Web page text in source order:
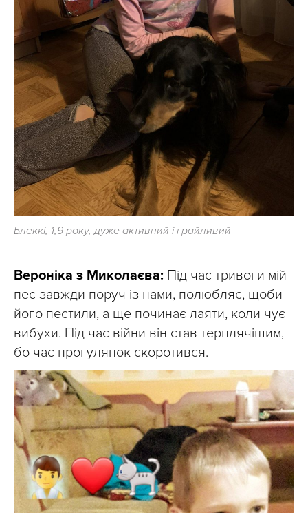
Блеккі, 1,9 року, дуже активний і грайливий
Вероніка з Миколаєва: Під час тривоги мій
пес завжди поруч із нами, полюбляє, щоби
його пестили, а ще починає лаяти, коли чує
вибухи. Під час війни він став терплячішим,
бо час прогулянок скоротився.